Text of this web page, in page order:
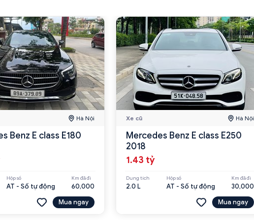
Hà Nội
Benz E class E180
Hộp số
AT - Số tự động
Km đã đi
60,000
Mua ngay
Xe cũ Hà Nội
Mercedes Benz E class E250
2018
1.43 tỷ
Dung tích
2.0 L
Hộp số
AT - Số tự động
Km đã đi
30,000
Mua ngay